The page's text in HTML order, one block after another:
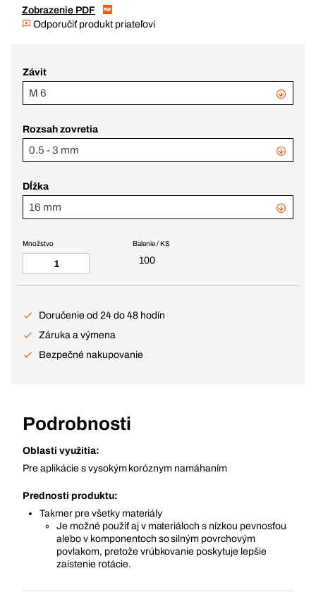
Zobrazenie PDF
Odporučiť produkt priateľovi
Závit
M 6
Rozsah zovretia
0.5 - 3 mm
Dĺžka
16 mm
Balenie / KS
100
Množstvo
Doručenie od 24 do 48 hodín
Záruka a výmena
Bezpečné nakupovanie
Podrobnosti
Oblasti využitia:
Pre aplikácie s vysokým koróznym namáhaním
Prednosti produktu:
Takmer pre všetky materiály
Je možné použiť aj v materiáloch s nízkou pevnosťou
alebo v komponentoch so silným povrchovým
povlakom, pretože vrúbkovanie poskytuje lepšie
zaistenie rotácie.